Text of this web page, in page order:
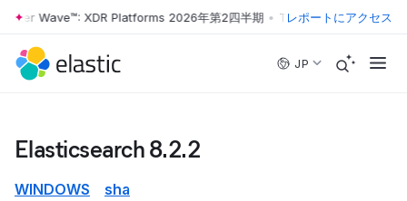
Skip to main content
Wave™: XDR Platforms 2026年第2四半期 • The Forrester Wave™:
レポートにアクセス
JP
Elasticsearch 8.2.2
WINDOWS
sha